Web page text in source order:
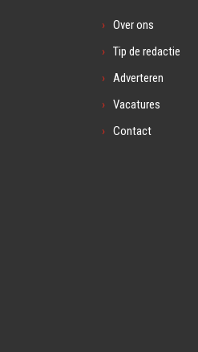
Over ons
Tip de redactie
Adverteren
Vacatures
Contact